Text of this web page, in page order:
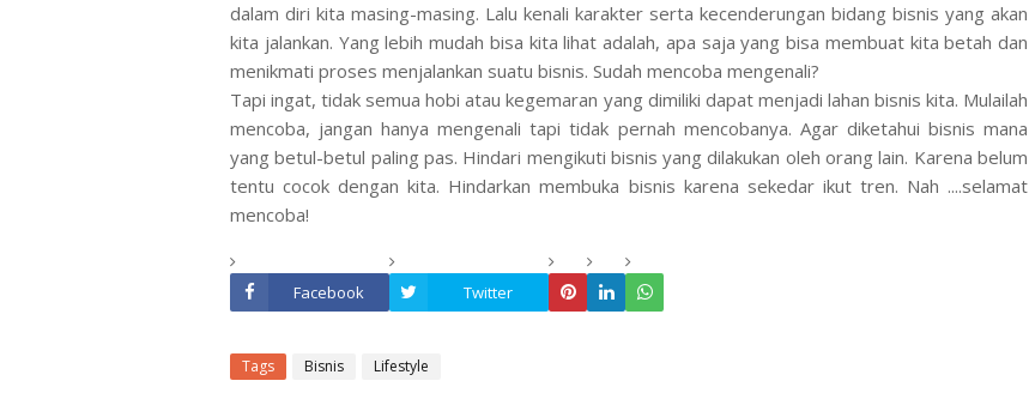
dalam diri kita masing-masing. Lalu kenali karakter serta kecenderungan bidang bisnis yang akan
kita jalankan. Yang lebih mudah bisa kita lihat adalah, apa saja yang bisa membuat kita betah dan
menikmati proses menjalankan suatu bisnis. Sudah mencoba mengenali?
Tapi ingat, tidak semua hobi atau kegemaran yang dimiliki dapat menjadi lahan bisnis kita. Mulailah
mencoba, jangan hanya mengenali tapi tidak pernah mencobanya. Agar diketahui bisnis mana
yang betul-betul paling pas. Hindari mengikuti bisnis yang dilakukan oleh orang lain. Karena belum
tentu cocok dengan kita. Hindarkan membuka bisnis karena sekedar ikut tren. Nah ....selamat
mencoba!
Facebook Twitter
Tags Bisnis Lifestyle